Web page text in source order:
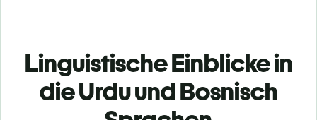
Linguistische Einblicke in
die Urdu und Bosnisch